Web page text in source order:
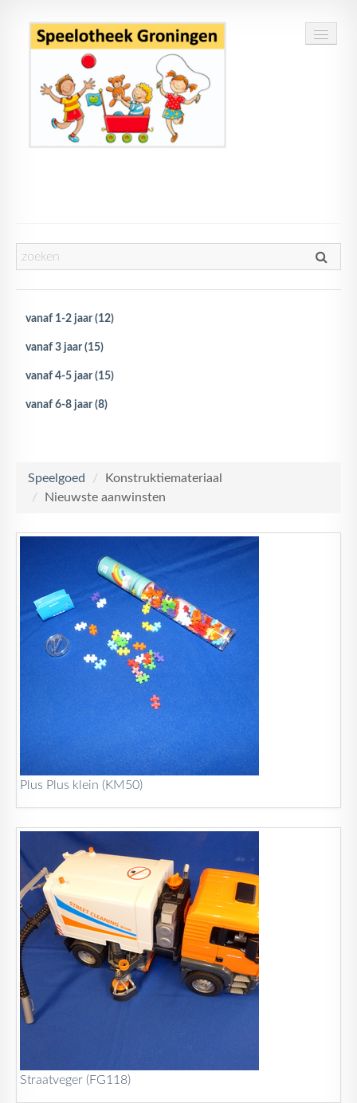
Openingstijden
Routebeschrijving
vanaf 1-2 jaar (12)
vanaf 3 jaar (15)
vanaf 4-5 jaar (15)
vanaf 6-8 jaar (8)
Speelgoed /
Konstruktiemateriaal
/
Nieuwste aanwinsten
Plus Plus klein (KM50)
Straatveger (FG118)